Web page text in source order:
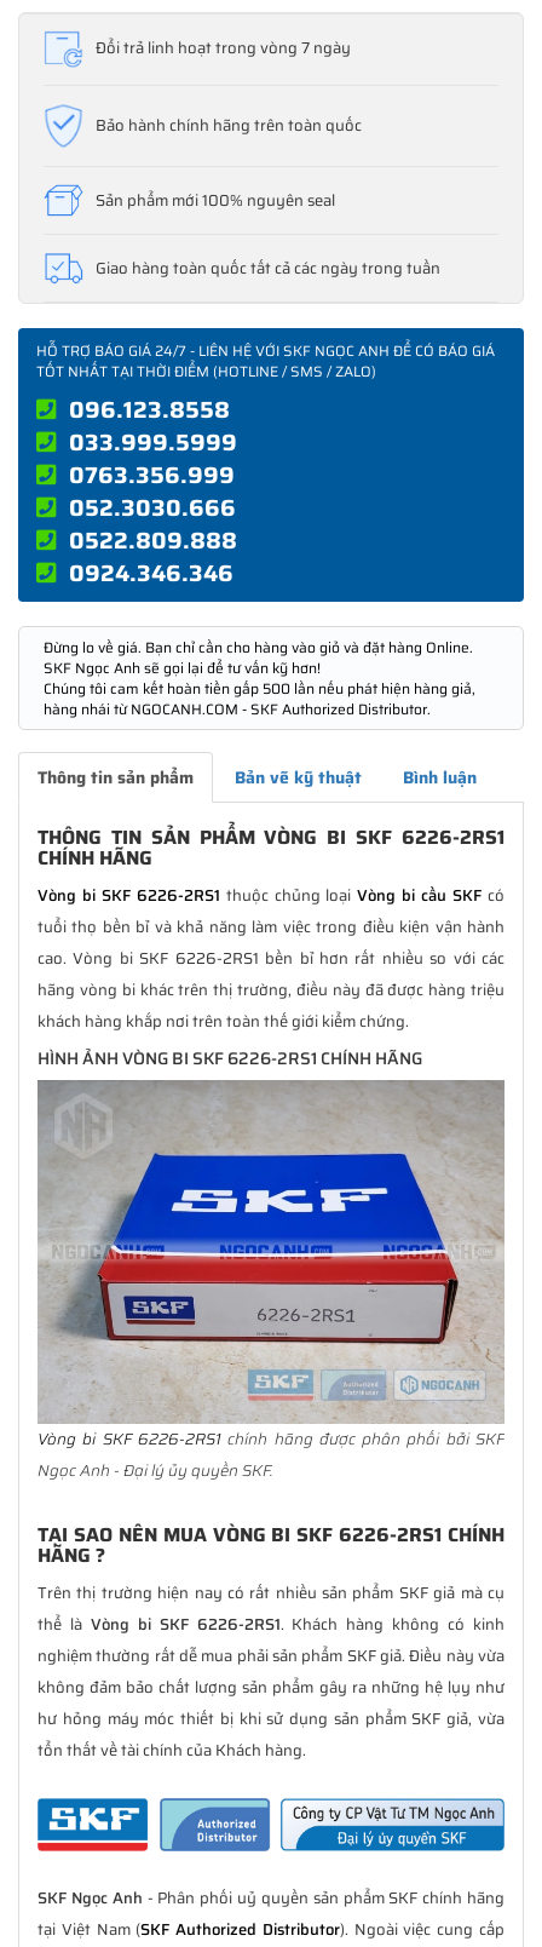
Đổi trả linh hoạt trong vòng 7 ngày
Bảo hành chính hãng trên toàn quốc
Sản phẩm mới 100% nguyên seal
Giao hàng toàn quốc tất cả các ngày trong tuần
HỖ TRỢ BÁO GIÁ 24/7 - LIÊN HỆ VỚI SKF NGỌC ANH ĐỂ CÓ BÁO GIÁ
TỐT NHẤT TẠI THỜI ĐIỂM (HOTLINE / SMS / ZALO)
096.123.8558
033.999.5999
0763.356.999
052.3030.666
0522.809.888
0924.346.346
Đừng lo về giá. Bạn chỉ cần cho hàng vào giỏ và đặt hàng Online.
SKF Ngọc Anh sẽ gọi lại để tư vấn kỹ hơn!
Chúng tôi cam kết hoàn tiền gấp 500 lần nếu phát hiện hàng giả,
hàng nhái từ NGOCANH.COM - SKF Authorized Distributor.
Thông tin sản phẩm Bản vẽ kỹ thuật Bình luận
THÔNG TIN SẢN PHẨM VÒNG BI SKF 6226-2RS1
CHÍNH HÃNG
Vòng bi SKF 6226-2RS1 thuộc chủng loạiVòng bi cầu SKF có
tuổi thọ bền bỉ và khả năng làm việc trong điều kiện vận hành
cao. Vòng bi SKF 6226-2RS1 bền bỉ hơn rất nhiều so với các
hãng vòng bi khác trên thị trường, điều này đã được hàng triệu
khách hàng khắp nơi trên toàn thế giới kiểm chứng.
HÌNH ẢNH VÒNG BI SKF 6226-2RS1 CHÍNH HÃNG
Vòng bi SKF 6226-2RS1chính hãng được phân phối bởi SKF
Ngọc Anh - Đại lý ủy quyền SKF.
TẠI SAO NÊN MUA VÒNG BI SKF 6226-2RS1 CHÍNH
HÃNG ?
Trên thị trường hiện nay có rất nhiều sản phẩm SKF giả mà cụ
thể là Vòng bi SKF 6226-2RS1. Khách hàng không có kinh
nghiệm thường rất dễ mua phải sản phẩm SKF giả. Điều này vừa
không đảm bảo chất lượng sản phẩm gây ra những hệ lụy như
hư hỏng máy móc thiết bị khi sử dụng sản phẩm SKF giả, vừa
tổn thất về tài chính của Khách hàng.
SKF Ngọc Anh - Phân phối uỷ quyền sản phẩm SKF chính hãng
tại Việt Nam (SKF Authorized Distributor). Ngoài việc cung cấp